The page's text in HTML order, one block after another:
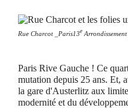
Rue Charcot _Paris13e
Paris Rive Gauche ! Ce
mutation depuis 25 ans. Et,
la gare d'Austerlitz aux
modernité et du